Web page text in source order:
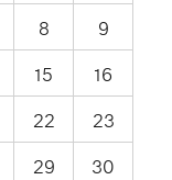
8
9
15
16
22
23
29
30